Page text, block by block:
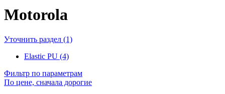
Motorola
Уточнить раздел (1)
Elastic PU (4)
Фильтр по параметрам
По цене, сначала дорогие